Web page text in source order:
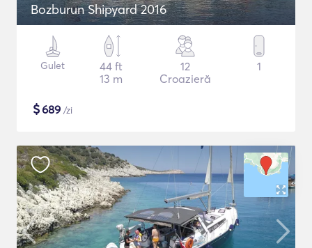
Bozburun Shipyard 2016
Gulet
44 ft
13 m
12
Croazieră
1
$689 /zi